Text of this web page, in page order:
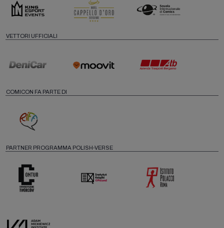
VETTORI UFFICIALI
COMICON FA PARTE DI
PARTNER PROGRAMMA POLISH-VERSE